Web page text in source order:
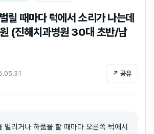
릴 때마다 턱에서 소리가 나는데
(진해치과병원 30대 초반/남
↗ 공유
벌리거나 하품을 할 때마다 오른쪽 턱에서